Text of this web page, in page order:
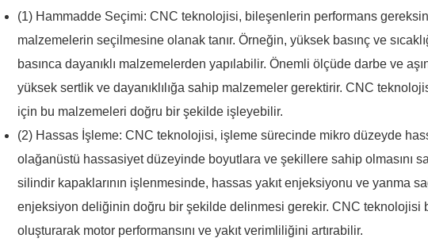
(1) Hammadde Seçimi: CNC teknolojisi, bileşenlerin performans
malzemelerin seçilmesine olanak tanır. Örneğin, yüksek basınç ve
basınca dayanıklı malzemelerden yapılabilir. Önemli ölçüde darbe ve
yüksek sertlik ve dayanıklılığa sahip malzemeler gerektirir. CNC
için bu malzemeleri doğru bir şekilde işleyebilir.
(2) Hassas İşleme: CNC teknolojisi, işleme sürecinde mikro düzeyde
olağanüstü hassasiyet düzeyinde boyutlara ve şekillere sahip olmasını
silindir kapaklarının işlenmesinde, hassas yakıt enjeksiyonu ve yanma
enjeksiyon deliğinin doğru bir şekilde delinmesi gerekir. CNC teknolojisi
oluşturarak motor performansını ve yakıt verimliliğini artırabilir.